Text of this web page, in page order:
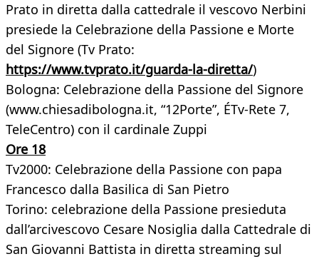
Prato in diretta dalla cattedrale il vescovo Nerbini
presiede la Celebrazione della Passione e Morte
del Signore (Tv Prato:
https://www.tvprato.it/guarda-la-diretta/)
Bologna: Celebrazione della Passione del Signore
(www.chiesadibologna.it, “12Porte”, ÉTv-Rete 7,
TeleCentro) con il cardinale Zuppi
Ore 18
Tv2000: Celebrazione della Passione con papa
Francesco dalla Basilica di San Pietro
Torino: celebrazione della Passione presieduta
dall’arcivescovo Cesare Nosiglia dalla Cattedrale di
San Giovanni Battista in diretta streaming sul